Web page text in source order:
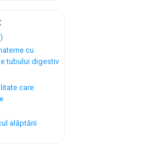
cu
tubului digestiv
care
alăptării